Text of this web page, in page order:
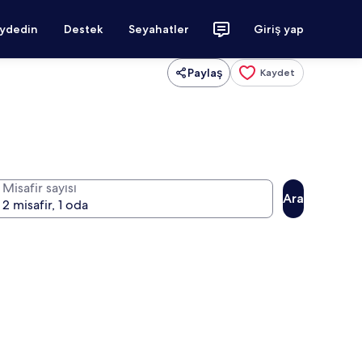
Destek Seyahatler Giriş yap
Paylaş Kaydet
Misafir sayısı
Ara